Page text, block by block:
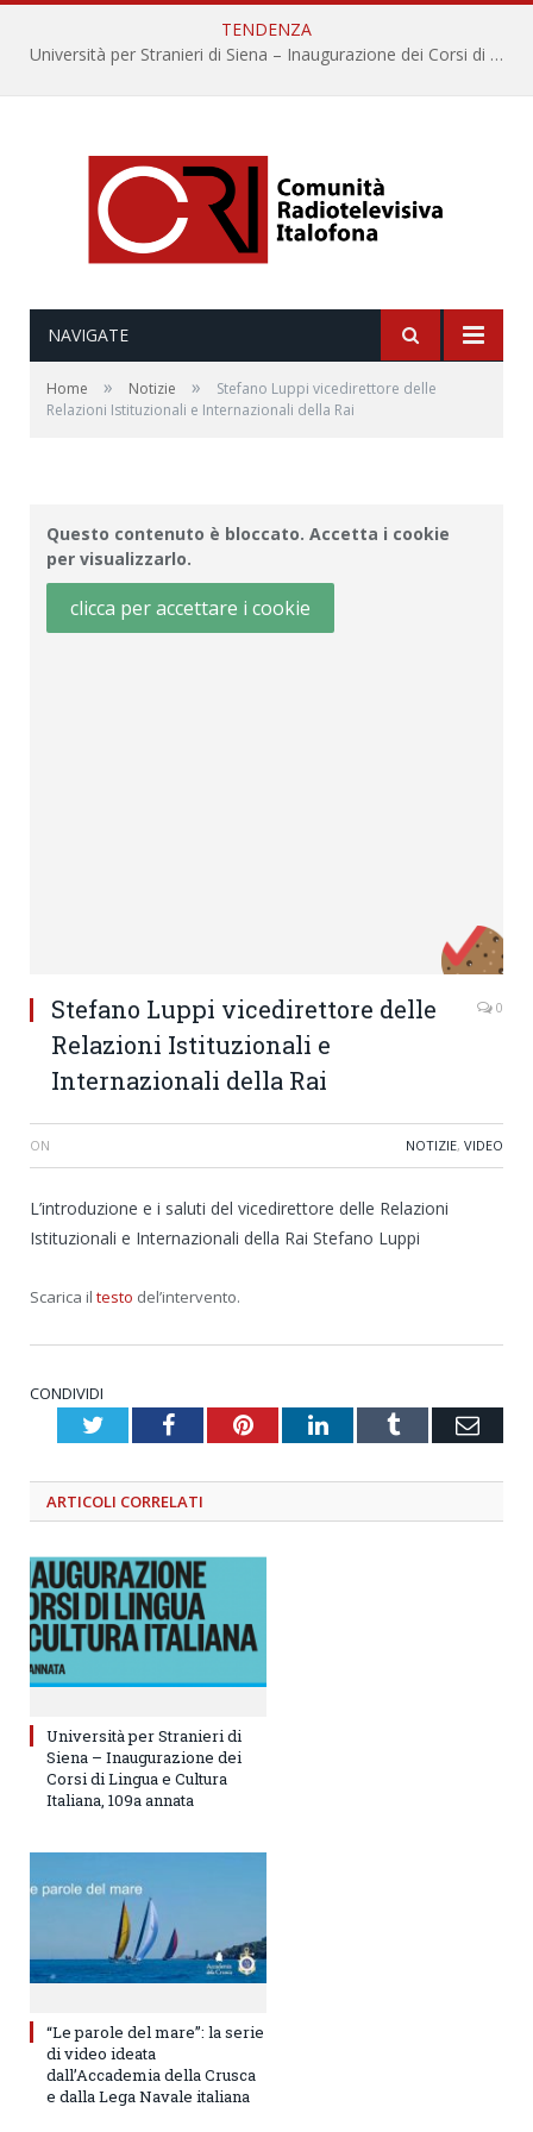
TENDENZA
Università per Stranieri di Siena – Inaugurazione dei Corsi di Lingua e Cultura Italiana, 109a annata
NAVIGATE
Home » Notizie »
Stefano Luppi vicedirettore delle
Relazioni Istituzionali e Internazionali della Rai
Questo contenuto è bloccato. Accetta i cookie
per visualizzarlo.
clicca per accettare i cookie
Stefano Luppi vicedirettore delle
Relazioni Istituzionali e
Internazionali della Rai
0
ON NOTIZIE, VIDEO
L’introduzione e i saluti del vicedirettore delle Relazioni
Istituzionali e Internazionali della Rai Stefano Luppi
Scarica il testo del’intervento.
CONDIVIDI
TwitterFacebookPinterestLinkedInTumblr
ARTICOLI CORRELATI
Università per Stranieri di
Siena – Inaugurazione dei
Corsi di Lingua e Cultura
Italiana, 109a annata
“Le parole del mare”: la serie
di video ideata
dall’Accademia della Crusca
e dalla Lega Navale italiana